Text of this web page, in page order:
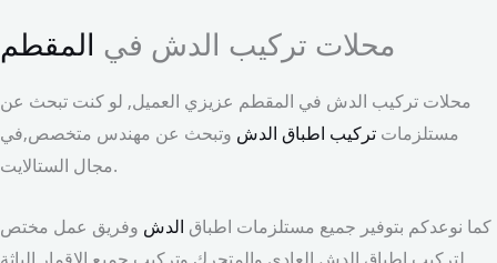
محلات تركيب الدش في المقطم
محلات تركيب الدش في المقطم عزيزي العميل, لو كنت تبحث عن
مستلزمات تركيب اطباق الدش وتبحث عن مهندس متخصص,في
مجال الستالايت.
كما نوعدكم بتوفير جميع مستلزمات اطباق الدش وفريق عمل مختص